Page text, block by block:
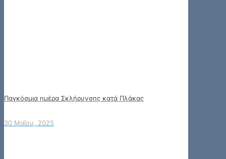
Παγκόσμια ημέρα Σκλήρυνσης κατά Πλάκας
30 Μαΐου, 2025